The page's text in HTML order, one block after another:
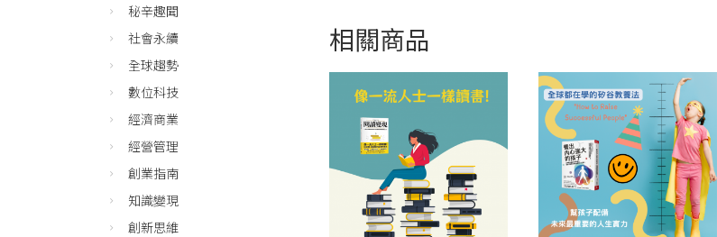
相關商品
秘辛趣聞
社會永續
全球趨勢
數位科技
經濟商業
經營管理
創業指南
知識變現
創新思維